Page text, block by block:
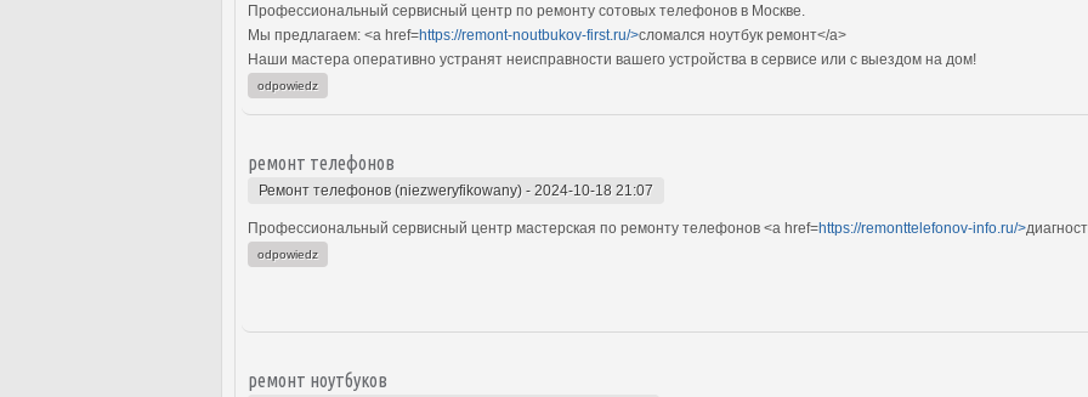
Профессиональный сервисный центр по ремонту сотовых телефонов в Москве.
Мы предлагаем: <a href=https://remont-noutbukov-first.ru/>сломался ноутбук ремонт</a>
Наши мастера оперативно устранят неисправности вашего устройства в сервисе или с выездом на дом!
odpowiedz
ремонт телефонов
Ремонт телефонов (niezweryfikowany) - 2024-10-18 21:07
Профессиональный сервисный центр мастерская по ремонту телефонов <a href=https://remonttelefonov-info.ru/>
odpowiedz
ремонт ноутбуков